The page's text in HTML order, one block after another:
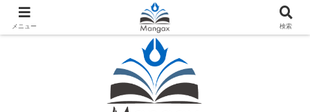
人気おすすめ漫画紹介ならMangax（マンガックス）
メニュー 検索